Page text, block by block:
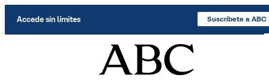
Accede sin límites Suscríbete a ABC